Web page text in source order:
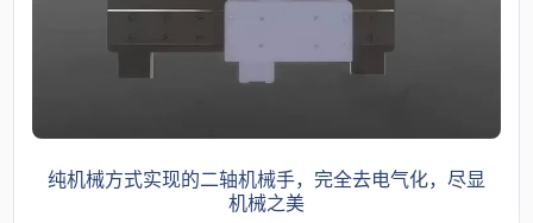
纯机械方式实现的二轴机械手，完全去电气化，尽显
机械之美